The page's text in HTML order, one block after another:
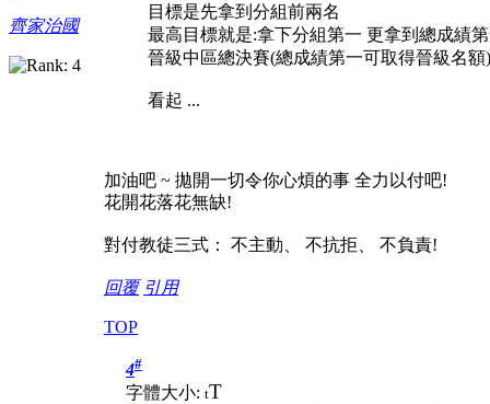
齊家治國
目標是先拿到分組前兩名
最高目標就是:拿下分組第一 更拿到總成績
晉級中區總決賽(總成績第一可取得晉級名額)
看起 ...
加油吧 ~ 拋開一切令你心煩的事 全力以付吧!
花開花落花無缺!
對付教徒三式： 不主動、 不抗拒、 不負責!
回覆 引用
TOP
4#
字體大小: tT